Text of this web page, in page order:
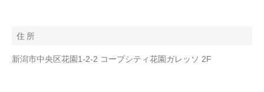
住 所
新潟市中央区花園1-2-2 コープシティ花園ガレッソ 2F